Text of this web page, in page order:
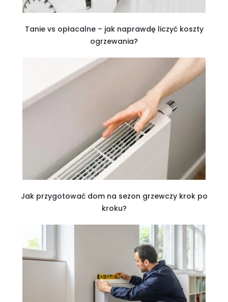
Tanie vs opłacalne – jak naprawdę liczyć koszty
ogrzewania?
Jak przygotować dom na sezon grzewczy krok po
kroku?